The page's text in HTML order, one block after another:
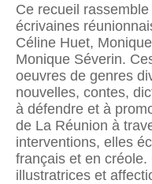
Ce recueil
écrivaines
Céline Huet,
Monique Séverin.
oeuvres de genres
nouvelles, contes,
à défendre et à
de La Réunion à
interventions, elles
français et en
illustratrices et